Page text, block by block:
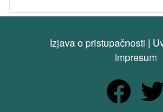
Izjava o pristupačnosti |
Impresum